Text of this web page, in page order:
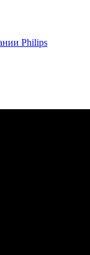
Philips